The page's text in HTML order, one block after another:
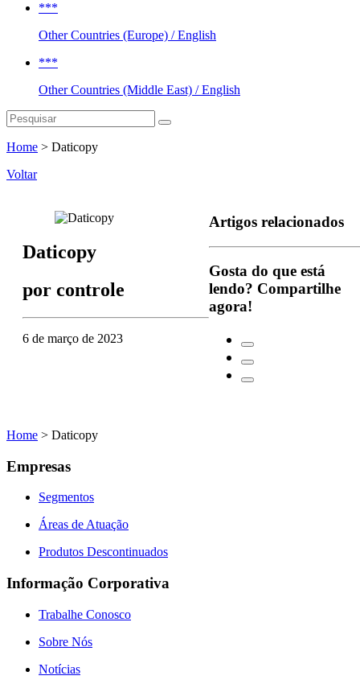
***
Other Countries (Europe) / English
***
Other Countries (Middle East) / English
Home > Daticopy
Voltar
Daticopy
por controle
6 de março de 2023
Artigos relacionados
Gosta do que está
lendo? Compartilhe
agora!
Home > Daticopy
Empresas
Segmentos
Áreas de Atuação
Produtos Descontinuados
Informação Corporativa
Trabalhe Conosco
Sobre Nós
Notícias